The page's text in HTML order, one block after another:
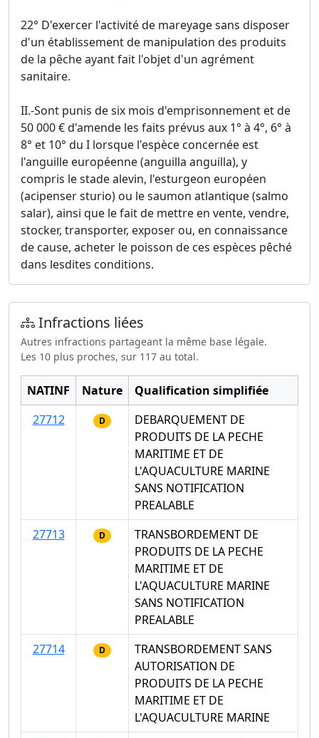
22° D'exercer l'activité de mareyage sans disposer
d'un établissement de manipulation des produits
de la pêche ayant fait l'objet d'un agrément
sanitaire.
II.-Sont punis de six mois d'emprisonnement et de
50 000 € d'amende les faits prévus aux 1° à 4°, 6° à
8° et 10° du I lorsque l'espèce concernée est
l'anguille européenne (anguilla anguilla), y
compris le stade alevin, l'esturgeon européen
(acipenser sturio) ou le saumon atlantique (salmo
salar), ainsi que le fait de mettre en vente, vendre,
stocker, transporter, exposer ou, en connaissance
de cause, acheter le poisson de ces espèces pêché
dans lesdites conditions.
Infractions liées
Autres infractions partageant la même base légale.
Les 10 plus proches, sur 117 au total.
NATINF Nature
Qualification simplifiée
27712
D
DEBARQUEMENT DE
PRODUITS DE LA PECHE
MARITIME ET DE
L'AQUACULTURE MARINE
SANS NOTIFICATION
PREALABLE
27713
D
TRANSBORDEMENT DE
PRODUITS DE LA PECHE
MARITIME ET DE
L'AQUACULTURE MARINE
SANS NOTIFICATION
PREALABLE
27714
D
TRANSBORDEMENT SANS
AUTORISATION DE
PRODUITS DE LA PECHE
MARITIME ET DE
L'AQUACULTURE MARINE